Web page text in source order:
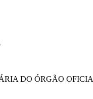
DO ÓRGÃO